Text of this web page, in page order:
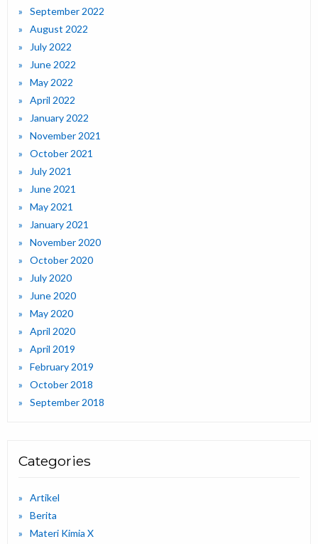
September 2022
August 2022
July 2022
June 2022
May 2022
April 2022
January 2022
November 2021
October 2021
July 2021
June 2021
May 2021
January 2021
November 2020
October 2020
July 2020
June 2020
May 2020
April 2020
April 2019
February 2019
October 2018
September 2018
Categories
Artikel
Berita
Materi Kimia X